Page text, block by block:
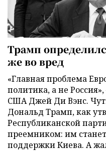
Трамп
же во вред
«Главная проблема
политика, а не
США Джей Ди Вэнс.
Дональд Трамп, как
Республиканской
преемником: им
поддержки Киева. А